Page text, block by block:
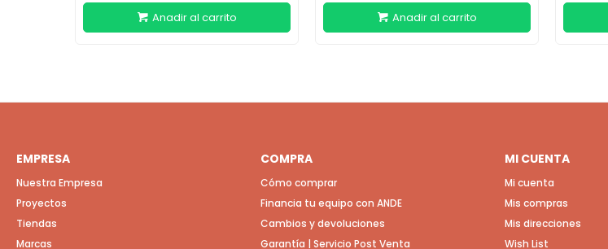
EMPRESA
Nuestra Empresa
Proyectos
Tiendas
Marcas
COMPRA
Cómo comprar
Financia tu equipo con ANDE
Cambios y devoluciones
Garantía | Servicio Post Venta
MI CUENTA
Mi cuenta
Mis compras
Mis direcciones
Wish List